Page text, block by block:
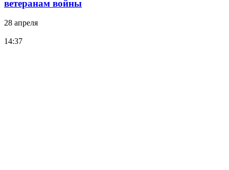
ветеранам войны
28 апреля
14:37